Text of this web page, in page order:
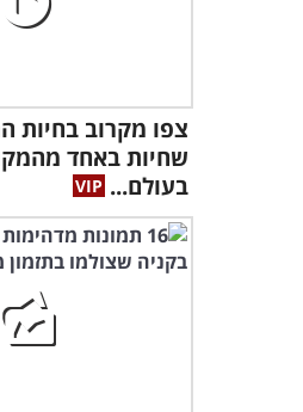
צפו מקרוב בחיות
שחיות באחד
בעולם...